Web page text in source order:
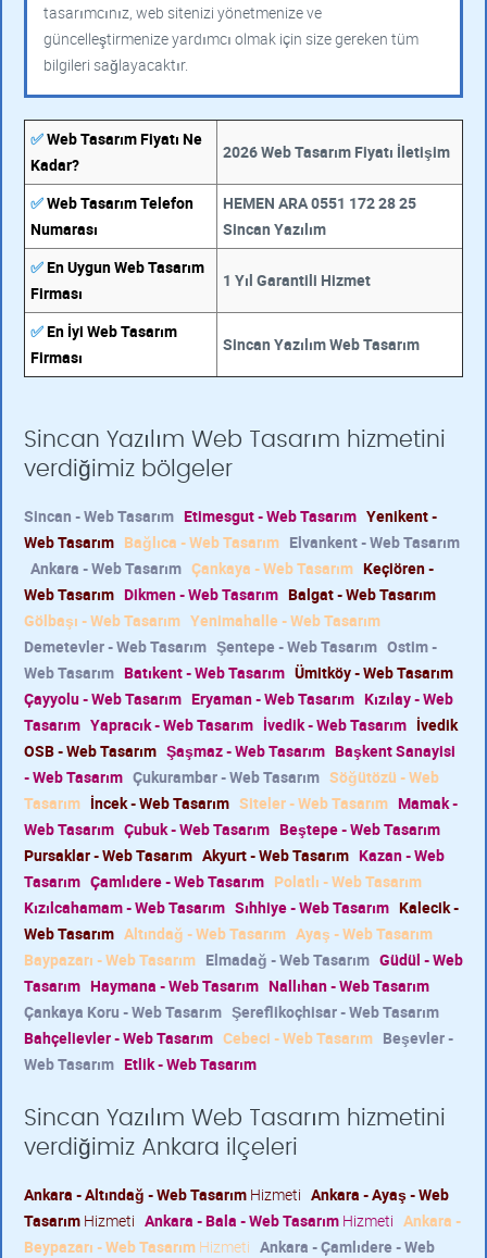
tasarımcınız, web sitenizi yönetmenize ve
güncelleştirmenize yardımcı olmak için size gereken tüm
bilgileri sağlayacaktır.
✅Web Tasarım Fiyatı Ne
Kadar?
2026 Web Tasarım Fiyatı İletişim
✅Web Tasarım Telefon
Numarası
HEMEN ARA 0551 172 28 25
Sincan Yazılım
✅En Uygun Web Tasarım
Firması
1 Yıl Garantili Hizmet
✅En İyi Web Tasarım
Firması
Sincan Yazılım Web Tasarım
Sincan Yazılım Web Tasarım hizmetini
verdiğimiz bölgeler
Sincan - Web Tasarım Etimesgut - Web Tasarım Yenikent -
Web Tasarım Bağlıca - Web Tasarım Elvankent - Web Tasarım
Ankara - Web Tasarım Çankaya - Web Tasarım Keçiören -
Web Tasarım Dikmen - Web Tasarım Balgat - Web Tasarım
Gölbaşı - Web Tasarım Yenimahalle - Web Tasarım
Demetevler - Web Tasarım Şentepe - Web Tasarım Ostim -
Web Tasarım Batıkent - Web Tasarım Ümitköy - Web Tasarım
Çayyolu - Web Tasarım Eryaman - Web Tasarım Kızılay - Web
Tasarım Yapracık - Web Tasarım İvedik - Web Tasarım İvedik
OSB - Web Tasarım Şaşmaz - Web Tasarım Başkent Sanayisi
- Web Tasarım Çukurambar - Web Tasarım Söğütözü - Web
Tasarım İncek - Web Tasarım Siteler - Web Tasarım Mamak -
Web Tasarım Çubuk - Web Tasarım Beştepe - Web Tasarım
Pursaklar - Web Tasarım Akyurt - Web Tasarım Kazan - Web
Tasarım Çamlıdere - Web Tasarım Polatlı - Web Tasarım
Kızılcahamam - Web Tasarım Sıhhiye - Web Tasarım Kalecik -
Web Tasarım Altındağ - Web Tasarım Ayaş - Web Tasarım
Baypazarı - Web Tasarım Elmadağ - Web Tasarım Güdül - Web
Tasarım Haymana - Web Tasarım Nallıhan - Web Tasarım
Çankaya Koru - Web Tasarım Şereflikoçhisar - Web Tasarım
Bahçelievler - Web Tasarım Cebeci - Web Tasarım Beşevler -
Web Tasarım Etlik - Web Tasarım
Sincan Yazılım Web Tasarım hizmetini
verdiğimiz Ankara ilçeleri
Ankara - Altındağ - Web Tasarım Hizmeti Ankara - Ayaş - Web
Tasarım Hizmeti Ankara - Bala - Web Tasarım Hizmeti Ankara -
Beypazarı - Web Tasarım Hizmeti Ankara - Çamlıdere - Web